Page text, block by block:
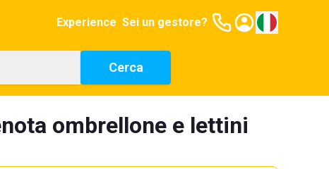
Experience Sei un gestore?
Cerca
ombrellone e lettini